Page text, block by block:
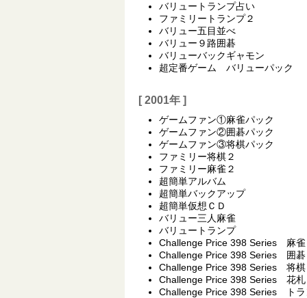
バリュートランプ占い
ファミリートランプ２
バリュー五目並べ
バリュー９路囲碁
バリューバックギャモン
超定番ゲーム バリューパック
[ 2001年 ]
ゲームファン①麻雀パック
ゲームファン②囲碁パック
ゲームファン③将棋パック
ファミリー将棋２
ファミリー麻雀２
超簡単アルバム
超簡単バックアップ
超簡単仮想ＣＤ
バリュー三人麻雀
バリュートランプ
Challenge Price 398 Series 麻雀
Challenge Price 398 Series 囲碁
Challenge Price 398 Series 将棋
Challenge Price 398 Series 花札
Challenge Price 398 Series トラ